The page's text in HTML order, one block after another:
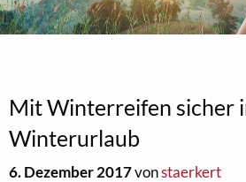
Mit Winterreifen sicher
Winterurlaub
6. Dezember 2017vonstaerkert